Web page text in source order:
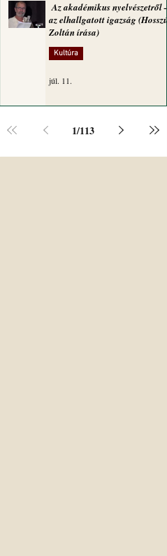
Az akadémikus nyelvészetről –
az elhallgatott igazság (Hosszú
Zoltán írása)
Kultúra
júl. 11.
1/113